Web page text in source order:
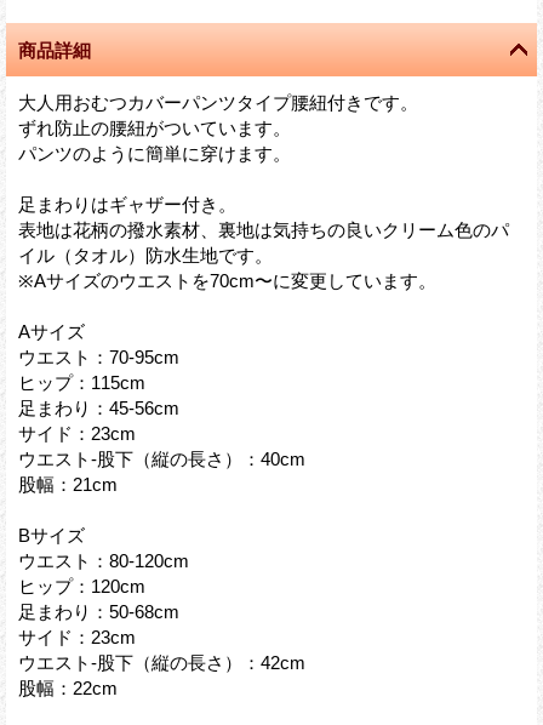
商品詳細
大人用おむつカバーパンツタイプ腰紐付きです。
ずれ防止の腰紐がついています。
パンツのように簡単に穿けます。
足まわりはギャザー付き。
表地は花柄の撥水素材、裏地は気持ちの良いクリーム色のパ
イル（タオル）防水生地です。
※Aサイズのウエストを70cm〜に変更しています。
Aサイズ
ウエスト：70-95cm
ヒップ：115cm
足まわり：45-56cm
サイド：23cm
ウエスト-股下（縦の長さ）：40cm
股幅：21cm
Bサイズ
ウエスト：80-120cm
ヒップ：120cm
足まわり：50-68cm
サイド：23cm
ウエスト-股下（縦の長さ）：42cm
股幅：22cm